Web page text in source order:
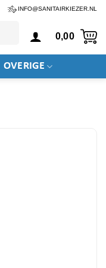
INFO@SANITAIRKIEZER.NL
0,00
OVERIGE